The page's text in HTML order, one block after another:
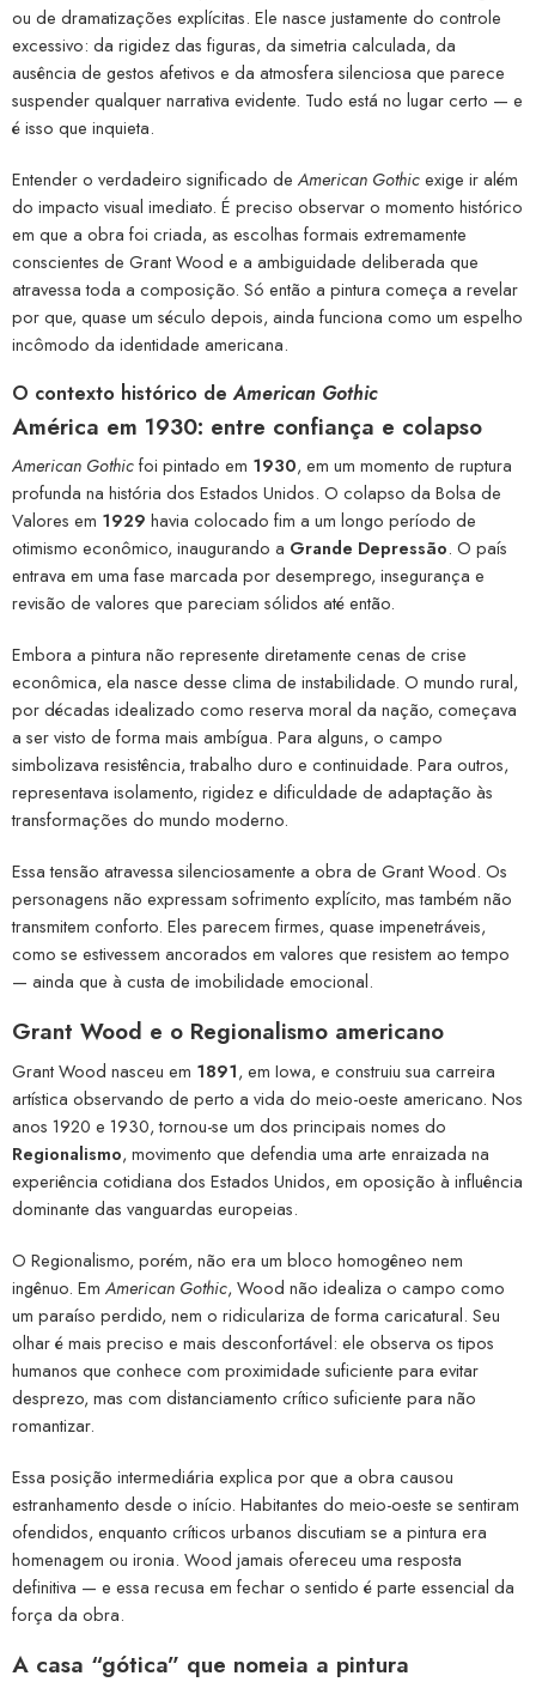
ou de dramatizações explícitas. Ele nasce justamente do controle
excessivo: da rigidez das figuras, da simetria calculada, da
ausência de gestos afetivos e da atmosfera silenciosa que parece
suspender qualquer narrativa evidente. Tudo está no lugar certo — e
é isso que inquieta.
Entender o verdadeiro significado de American Gothicexige ir além
do impacto visual imediato. É preciso observar o momento histórico
em que a obra foi criada, as escolhas formais extremamente
conscientes de Grant Wood e a ambiguidade deliberada que
atravessa toda a composição. Só então a pintura começa a revelar
por que, quase um século depois, ainda funciona como um espelho
incômodo da identidade americana.
O contexto histórico deAmerican Gothic
América em 1930: entre confiança e colapso
American Gothicfoi pintado em 1930, em um momento de ruptura
profunda na história dos Estados Unidos. O colapso da Bolsa de
Valores em 1929 havia colocado fim a um longo período de
otimismo econômico, inaugurando a Grande Depressão. O país
entrava em uma fase marcada por desemprego, insegurança e
revisão de valores que pareciam sólidos até então.
Embora a pintura não represente diretamente cenas de crise
econômica, ela nasce desse clima de instabilidade. O mundo rural,
por décadas idealizado como reserva moral da nação, começava
a ser visto de forma mais ambígua. Para alguns, o campo
simbolizava resistência, trabalho duro e continuidade. Para outros,
representava isolamento, rigidez e dificuldade de adaptação às
transformações do mundo moderno.
Essa tensão atravessa silenciosamente a obra de Grant Wood. Os
personagens não expressam sofrimento explícito, mas também não
transmitem conforto. Eles parecem firmes, quase impenetráveis,
como se estivessem ancorados em valores que resistem ao tempo
— ainda que à custa de imobilidade emocional.
Grant Wood e o Regionalismo americano
Grant Wood nasceu em 1891, em Iowa, e construiu sua carreira
artística observando de perto a vida do meio-oeste americano. Nos
anos 1920 e 1930, tornou-se um dos principais nomes do
Regionalismo, movimento que defendia uma arte enraizada na
experiência cotidiana dos Estados Unidos, em oposição à influência
dominante das vanguardas europeias.
O Regionalismo, porém, não era um bloco homogêneo nem
ingênuo. Em American Gothic, Wood não idealiza o campo como
um paraíso perdido, nem o ridiculariza de forma caricatural. Seu
olhar é mais preciso e mais desconfortável: ele observa os tipos
humanos que conhece com proximidade suficiente para evitar
desprezo, mas com distanciamento crítico suficiente para não
romantizar.
Essa posição intermediária explica por que a obra causou
estranhamento desde o início. Habitantes do meio-oeste se sentiram
ofendidos, enquanto críticos urbanos discutiam se a pintura era
homenagem ou ironia. Wood jamais ofereceu uma resposta
definitiva — e essa recusa em fechar o sentido é parte essencial da
força da obra.
A casa “gótica” que nomeia a pintura